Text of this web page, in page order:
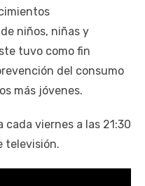
niños, niñas y
tuvo como fin
del consumo
más jóvenes.
cada viernes a las 21:30
televisión.